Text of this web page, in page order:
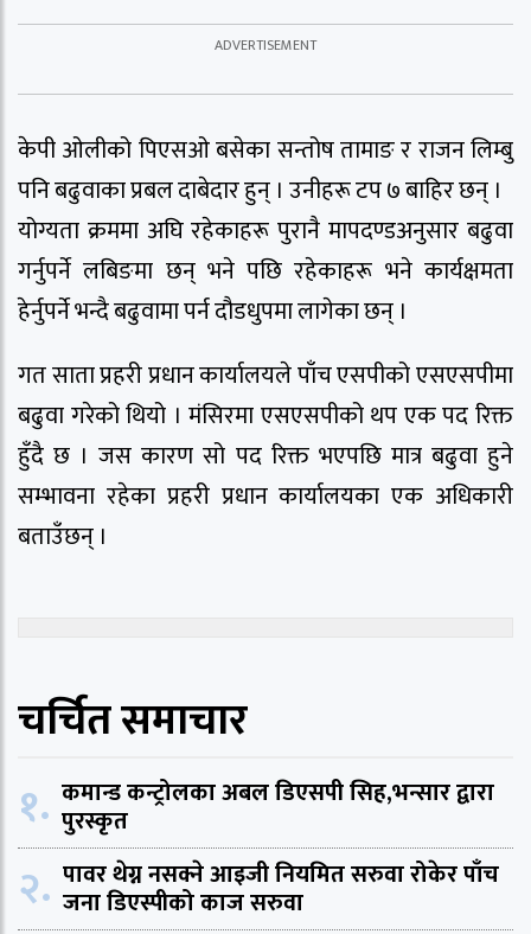
केपी ओलीको पिएसओ बसेका सन्तोष तामाङ र राजन लिम्बु
पनि बढुवाका प्रबल दाबेदार हुन् । उनीहरू टप ७ बाहिर छन् ।
योग्यता क्रममा अघि रहेकाहरू पुरानै मापदण्डअनुसार बढुवा
गर्नुपर्ने लबिङमा छन् भने पछि रहेकाहरू भने कार्यक्षमता
हेर्नुपर्ने भन्दै बढुवामा पर्न दौडधुपमा लागेका छन् ।
गत साता प्रहरी प्रधान कार्यालयले पाँच एसपीको एसएसपीमा
बढुवा गरेको थियो । मंसिरमा एसएसपीको थप एक पद रिक्त
हुँदै छ । जस कारण सो पद रिक्त भएपछि मात्र बढुवा हुने
सम्भावना रहेका प्रहरी प्रधान कार्यालयका एक अधिकारी
बताउँछन् ।
चर्चित समाचार
१. कमान्ड कन्ट्रोलका अबल डिएसपी सिह,भन्सार द्वारा
पुरस्कृत
२. पावर थेग्न नसक्ने आइजी नियमित सरुवा रोकेर पाँच
जना डिएस्पीको काज सरुवा